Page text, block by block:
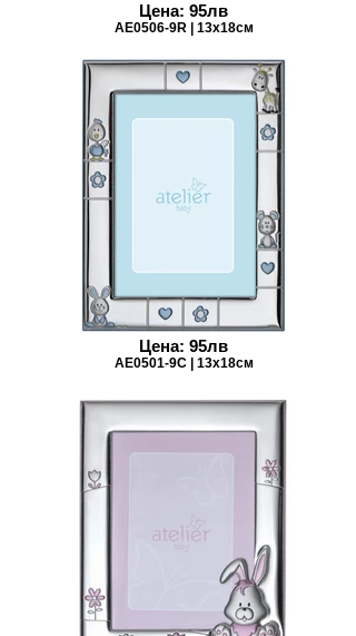
Цена: 95лв
AE0506-9R | 13х18см
Цена: 95лв
AE0501-9C | 13х18см